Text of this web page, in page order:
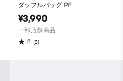
ダッフルバッグ PF
¥3,990
一部店舗商品
5 (3)